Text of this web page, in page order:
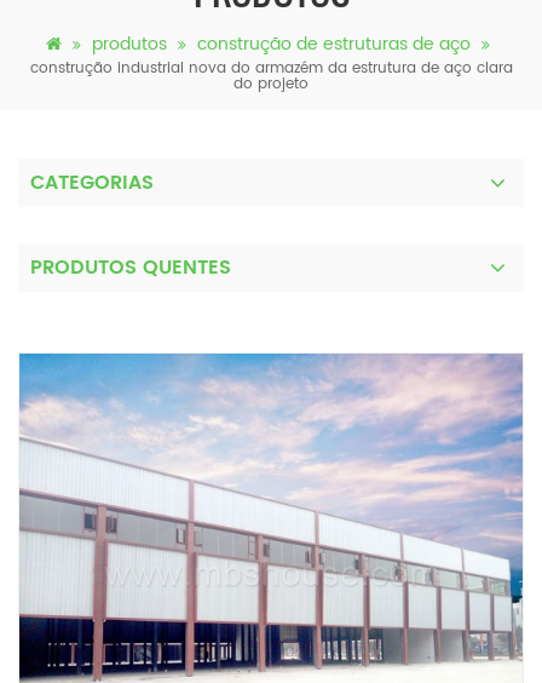
produtos construção de estruturas de aço
construção industrial nova do armazém da estrutura de aço clara
do projeto
CATEGORIAS
PRODUTOS QUENTES